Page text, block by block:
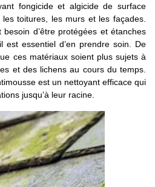
fongicide et algicide de surface
toitures, les murs et les façades.
d’être protégées et étanches
est essentiel d’en prendre soin. De
ces matériaux soient plus sujets à
et des lichens au cours du temps.
est un nettoyant efficace qui
jusqu’à leur racine.